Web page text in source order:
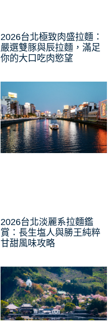
2026台北極致肉盛拉麵：
嚴選雙豚與辰拉麵，滿足
你的大口吃肉慾望
2026台北淡麗系拉麵鑑
賞：長生塩人與勝王純粹
甘甜風味攻略